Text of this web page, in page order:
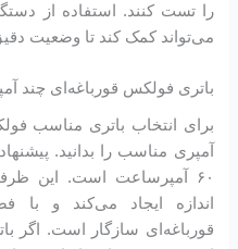
را تست کنند. استفاده از
می‌تواند کمک کند تا وضعیت
باتری فولکس قورباغه‌ای چند
برای انتخاب باتری مناسب
آمپری مناسب را بدانید.
۶۰ آمپرساعت است. این
اندازه ایجاد می‌کند و با
قورباغه‌ای سازگار است. اگر